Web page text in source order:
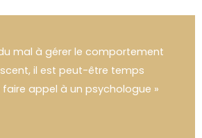
mal à gérer le comportement
il est peut-être temps
faire appel à un psychologue »